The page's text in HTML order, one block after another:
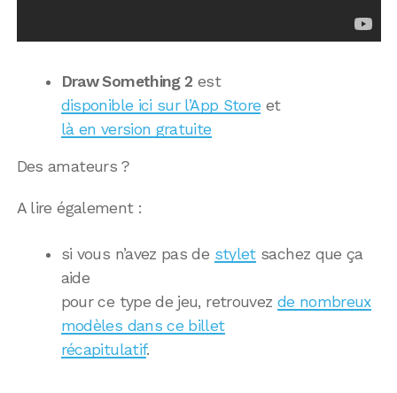
Draw Something 2 est
disponible ici sur l’App Store et
là en version gratuite
Des amateurs ?
A lire également :
si vous n’avez pas de styletsachez que ça
aide
pour ce type de jeu, retrouvez de nombreux
modèles dans ce billet
récapitulatif.